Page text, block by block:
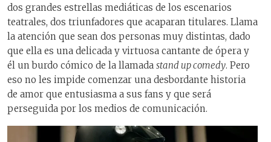
dos grandes estrellas mediáticas de los escenarios
teatrales, dos triunfadores que acaparan titulares. Llama
la atención que sean dos personas muy distintas, dado
que ella es una delicada y virtuosa cantante de ópera y
él un burdo cómico de la llamada stand up comedy. Pero
eso no les impide comenzar una desbordante historia
de amor que entusiasma a sus fans y que será
perseguida por los medios de comunicación.